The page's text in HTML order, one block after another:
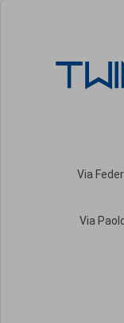
Via
Via